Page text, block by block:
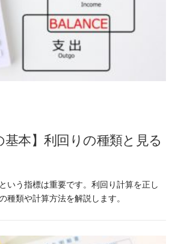
基本】利回りの種類と見る
いう指標は重要です。利回り計算を正し
種類や計算方法を解説します。